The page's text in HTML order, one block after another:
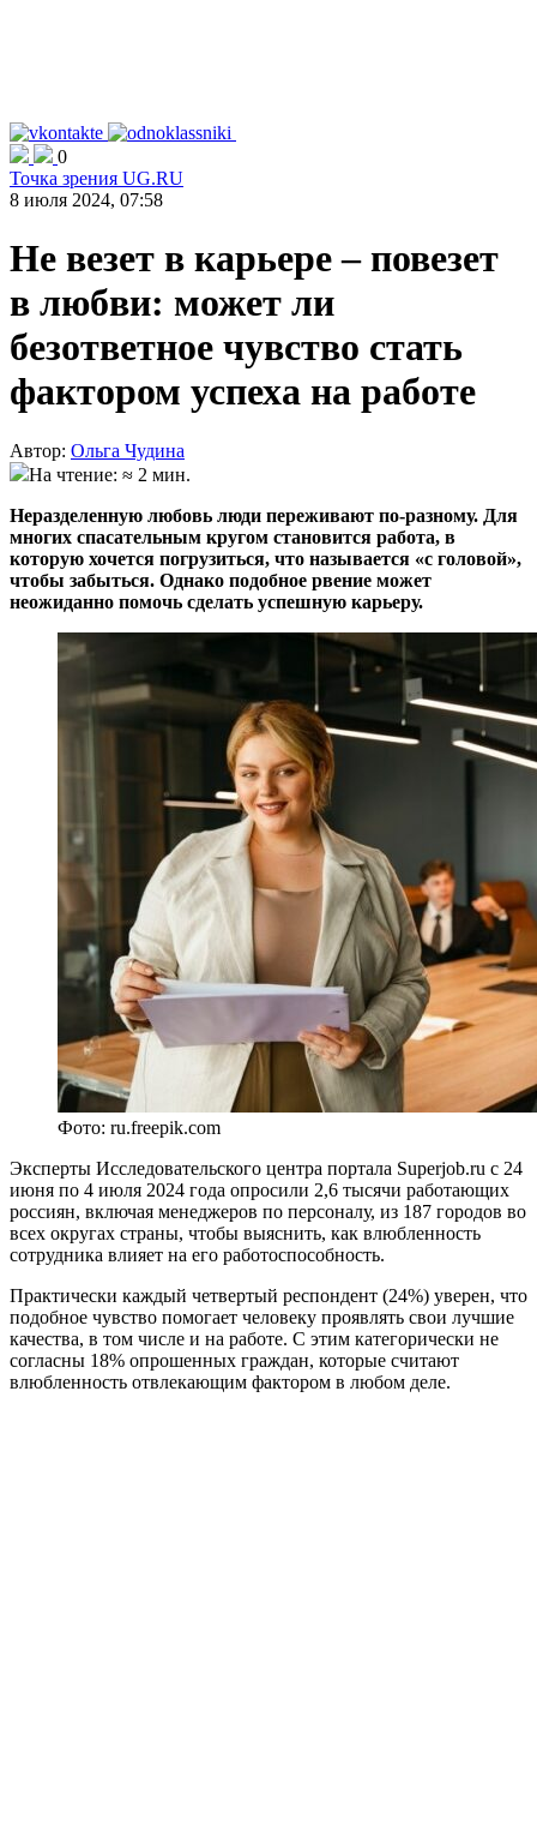
0
Точка зрения UG.RU
8 июля 2024, 07:58
Не везет в карьере – повезет
в любви: может ли
безответное чувство стать
фактором успеха на работе
Автор: Ольга Чудина
На чтение: ≈ 2 мин.
Неразделенную любовь люди переживают по-разному. Для
многих спасательным кругом становится работа, в
которую хочется погрузиться, что называется «с головой»,
чтобы забыться. Однако подобное рвение может
неожиданно помочь сделать успешную карьеру.
Фото: ru.freepik.com
Эксперты Исследовательского центра портала Superjob.ru с 24
июня по 4 июля 2024 года опросили 2,6 тысячи работающих
россиян, включая менеджеров по персоналу, из 187 городов во
всех округах страны, чтобы выяснить, как влюбленность
сотрудника влияет на его работоспособность.
Практически каждый четвертый респондент (24%) уверен, что
подобное чувство помогает человеку проявлять свои лучшие
качества, в том числе и на работе. С этим категорически не
согласны 18% опрошенных граждан, которые считают
влюбленность отвлекающим фактором в любом деле.